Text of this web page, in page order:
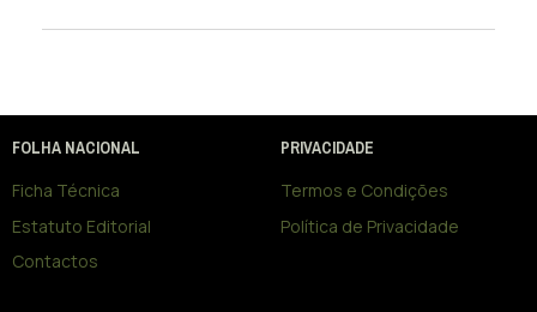
FOLHA NACIONAL
Ficha Técnica
Estatuto Editorial
Contactos
PRIVACIDADE
Termos e Condições
Política de Privacidade